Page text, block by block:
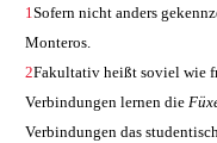
1Sofern nicht anders
Monteros.
2Fakultativ heißt soviel wie
Verbindungen lernen die
Verbindungen das